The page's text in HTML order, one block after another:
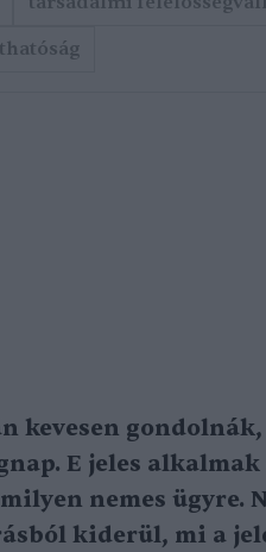
kevesen
E jeles
nemes ügyre.
kiderül, mi a